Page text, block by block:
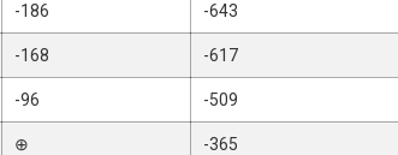
-186 -643
-168 -617
-96 -509
⊕ -365